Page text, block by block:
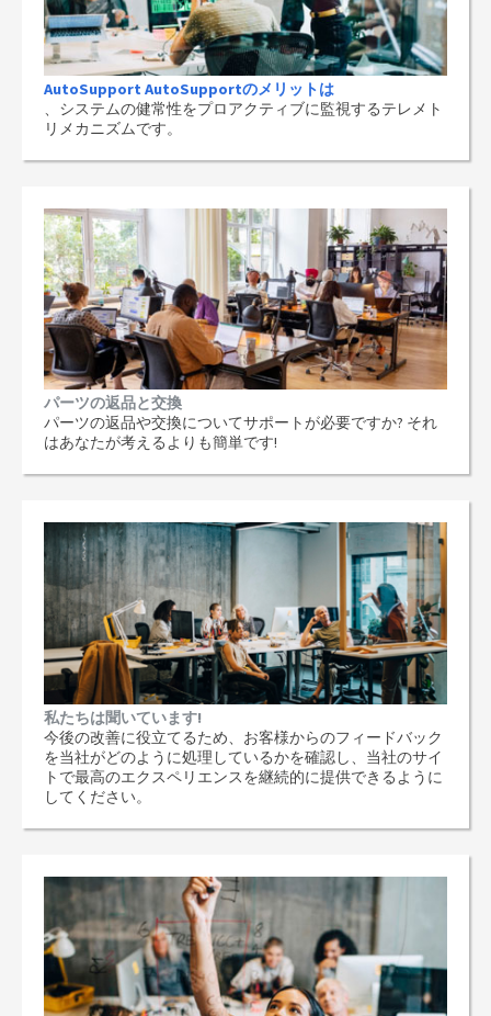
AutoSupport AutoSupportのメリットは
、システムの健常性をプロアクティブに監視するテレメト
リメカニズムです。
パーツの返品と交換
パーツの返品や交換についてサポートが必要ですか? それ
はあなたが考えるよりも簡単です!
私たちは聞いています!
今後の改善に役立てるため、お客様からのフィードバック
を当社がどのように処理しているかを確認し、当社のサイ
トで最高のエクスペリエンスを継続的に提供できるように
してください。